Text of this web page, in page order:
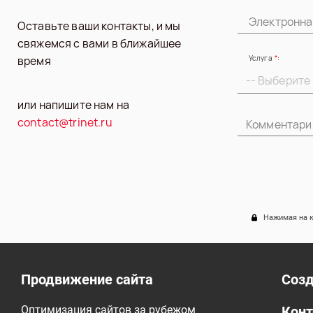
Оставьте ваши контакты, и мы
свяжемся с вами в ближайшее
время
или напишите нам на
contact@trinet.ru
Услуга *:
-- Выберите
Нажимая на
Продвижение сайта
Оптимизация сайтов за рубежом